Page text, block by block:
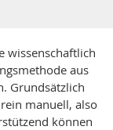
wissenschaftlich
aus
Grundsätzlich
manuell, also
können